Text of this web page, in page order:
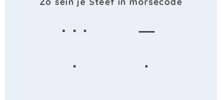
· · ·
—
·
·